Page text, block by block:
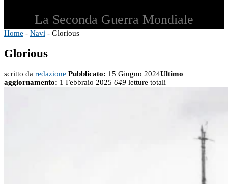
La Seconda Guerra Mondiale
Home - Navi - Glorious
Glorious
scritto da redazione Pubblicato: 15 Giugno 2024Ultimo
aggiornamento: 1 Febbraio 2025 649 letture totali